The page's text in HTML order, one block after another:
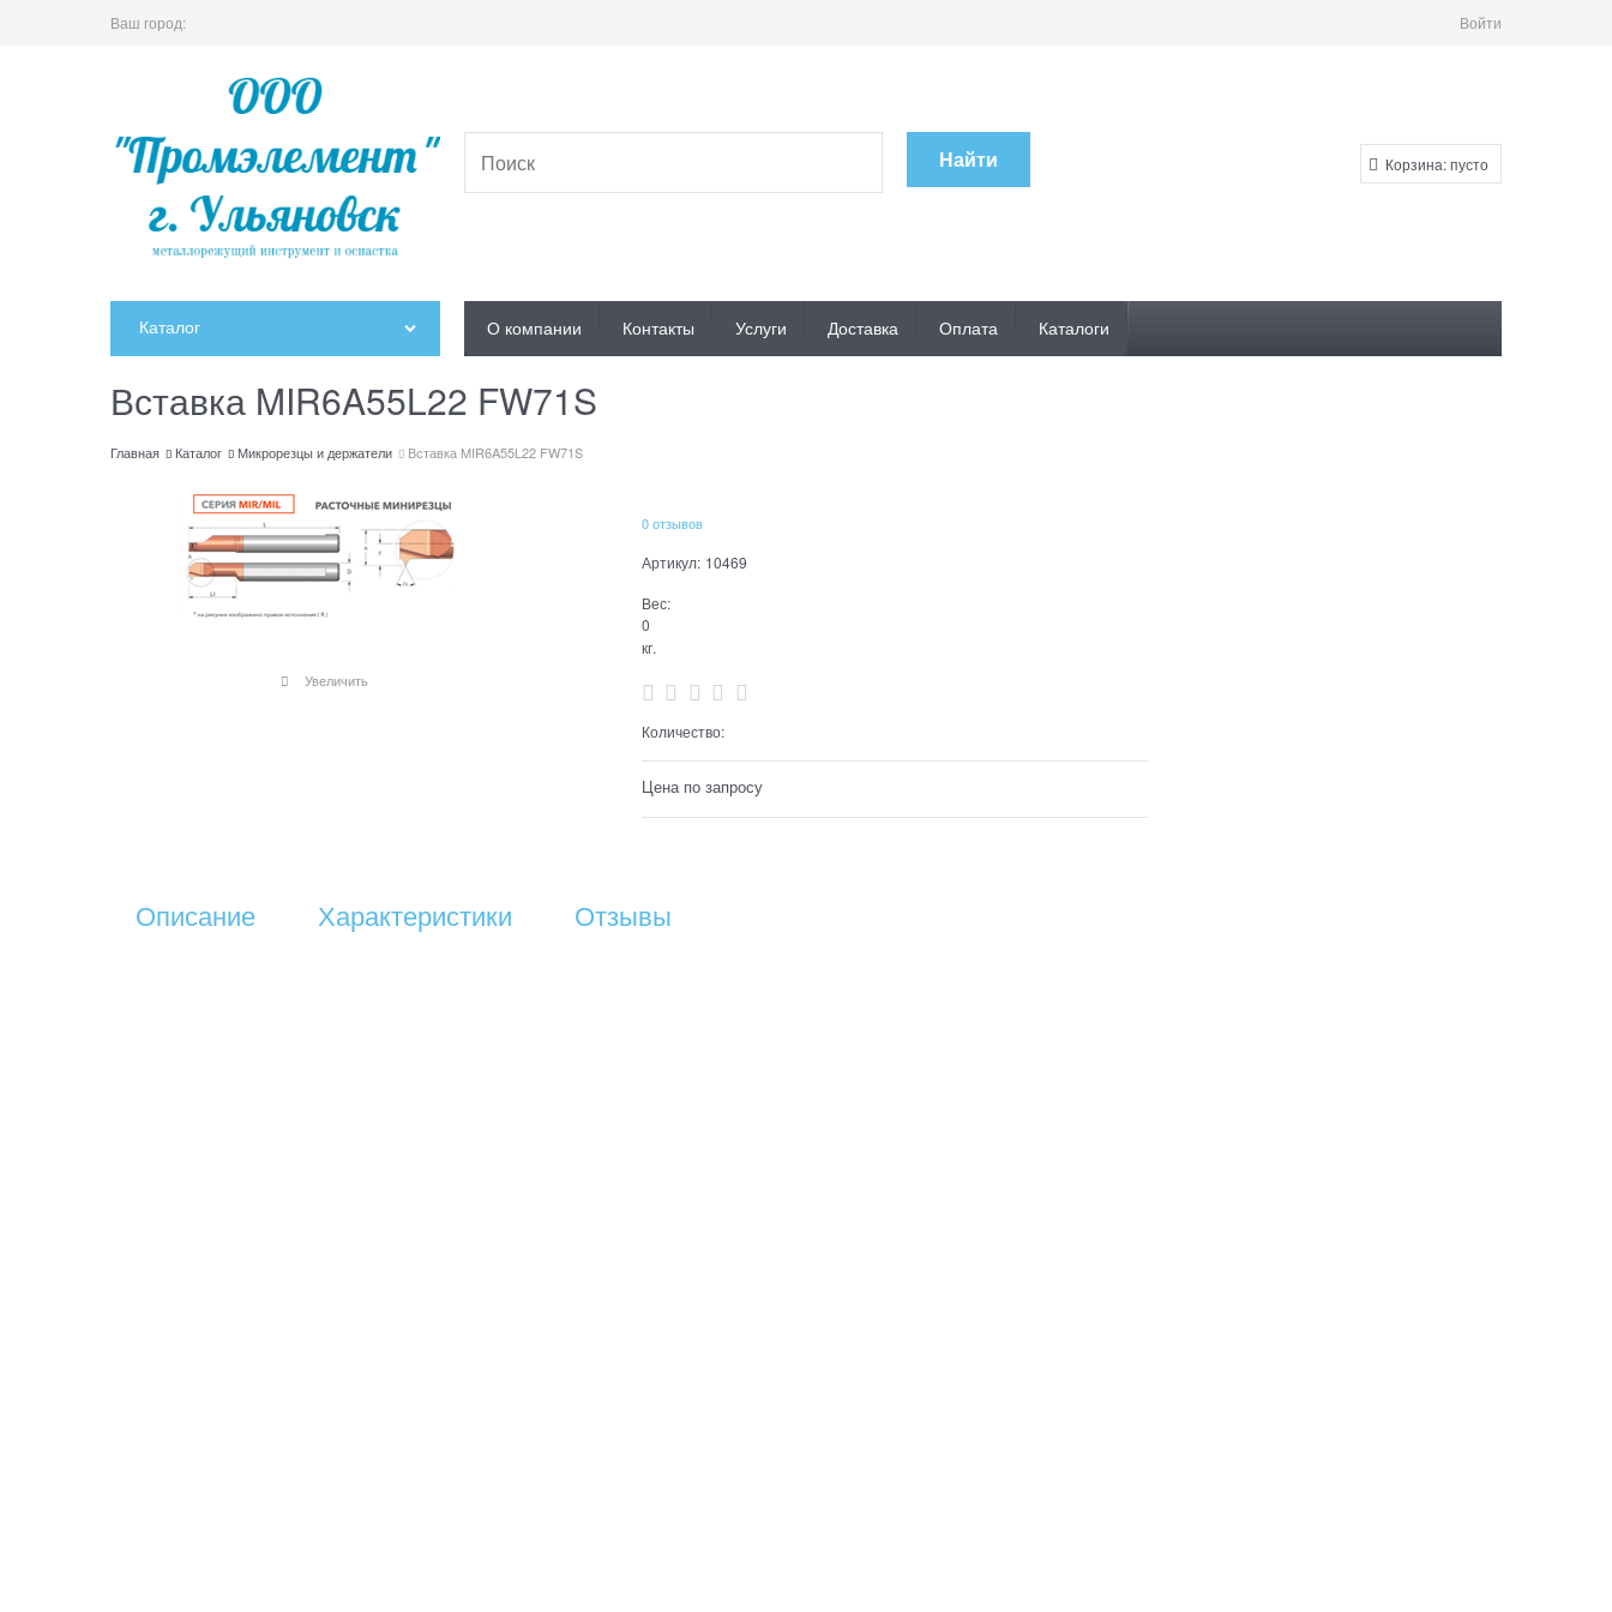
Ваш город: Войти
Найти Корзина:пусто
Каталог О компании Контакты Услуги Доставка Оплата Каталоги
Вставка MIR6A55L22 FW71S
Главная Каталог Микрорезцы и держатели Вставка MIR6A55L22 FW71S
Увеличить
0 отзывов
Артикул: 10469
Вес:
0
кг.
Количество:
Цена по запросу
Описание Характеристики Отзывы